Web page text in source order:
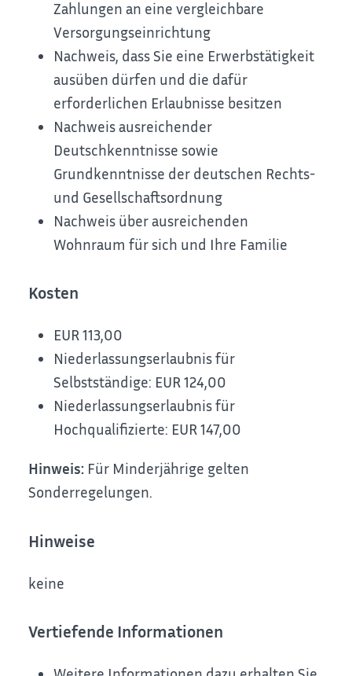
Zahlungen an eine vergleichbare
Versorgungseinrichtung
Nachweis, dass Sie eine Erwerbstätigkeit
ausüben dürfen und die dafür
erforderlichen Erlaubnisse besitzen
Nachweis ausreichender
Deutschkenntnisse sowie
Grundkenntnisse der deutschen Rechts-
und Gesellschaftsordnung
Nachweis über ausreichenden
Wohnraum für sich und Ihre Familie
Kosten
EUR 113,00
Niederlassungserlaubnis für
Selbstständige: EUR 124,00
Niederlassungserlaubnis für
Hochqualifizierte: EUR 147,00
Hinweis: Für Minderjährige gelten
Sonderregelungen.
Hinweise
keine
Vertiefende Informationen